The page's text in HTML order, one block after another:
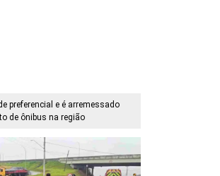
preferencial e é arremessado
de ônibus na região